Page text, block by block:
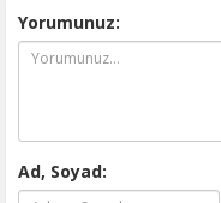
Yorumunuz:
Ad, Soyad: